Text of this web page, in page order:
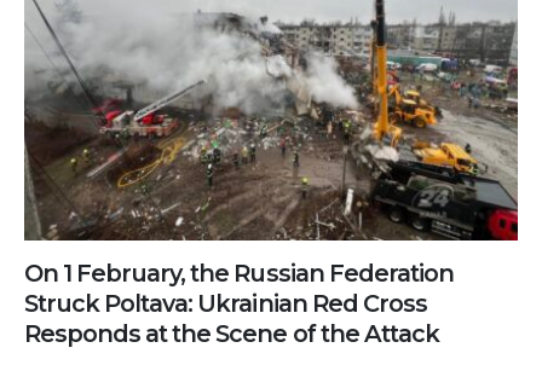
On 1 February, the Russian Federation
Struck Poltava: Ukrainian Red Cross
Responds at the Scene of the Attack